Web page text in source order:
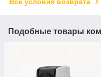
Подобные товары